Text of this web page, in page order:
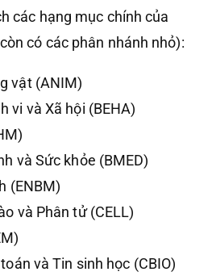
các hạng mục chính của
có các phân nhánh nhỏ):
vật (ANIM)
vi và Xã hội (BEHA)
và Sức khỏe (BMED)
(ENBM)
và Phân tử (CELL)
và Tin sinh học (CBIO)